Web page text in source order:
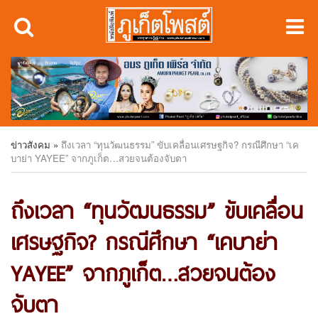
ข่าวสังคม » ถึงเวลา “ทุนวัฒนธรรม” ขับเคลื่อนเศรษฐกิจ? กรณีศึกษา “เค
บาย่า YAYEE” จากภูเก็ต…สวยจนต้องจับตา
ถึงเวลา “ทุนวัฒนธรรม” ขับเคลื่อน
เศรษฐกิจ? กรณีศึกษา “เคบาย่า
YAYEE” จากภูเก็ต…สวยจนต้อง
จับตา